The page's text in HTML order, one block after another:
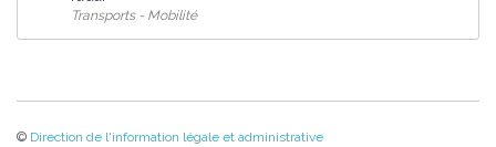
Transports - Mobilité
© Direction de l'information légale et administrative